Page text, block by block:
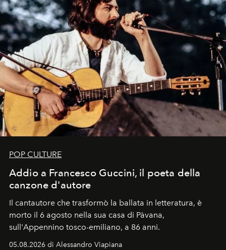
POP CULTURE
Addio a Francesco Guccini, il poeta della
canzone d'autore
Il cantautore che trasformò la ballata in letteratura, è
morto il 6 agosto nella sua casa di Pàvana,
sull'Appennino tosco-emiliano, a 86 anni.
05.08.2026 di Alessandro Viapiana